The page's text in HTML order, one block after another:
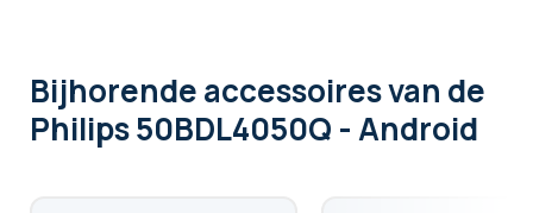
Bijhorende accessoiresvan de
Philips 50BDL4050Q - Android